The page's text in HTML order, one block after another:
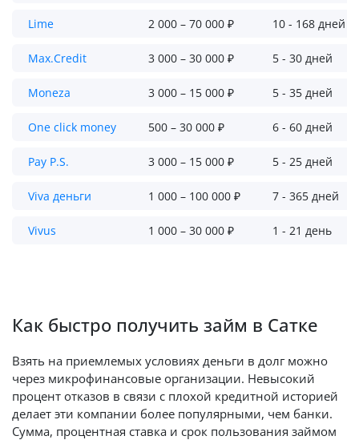
Lime 2 000 – 70 000 ₽ 10 - 168 дней
Max.Credit 3 000 – 30 000 ₽ 5 - 30 дней
Moneza 3 000 – 15 000 ₽ 5 - 35 дней
One click money 500 – 30 000 ₽ 6 - 60 дней
Pay P.S. 3 000 – 15 000 ₽ 5 - 25 дней
Viva деньги 1 000 – 100 000 ₽ 7 - 365 дней
Vivus 1 000 – 30 000 ₽ 1 - 21 день
Как быстро получить займ в Сатке
Взять на приемлемых условиях деньги в долг можно
через микрофинансовые организации. Невысокий
процент отказов в связи с плохой кредитной историей
делает эти компании более популярными, чем банки.
Сумма, процентная ставка и срок пользования займом